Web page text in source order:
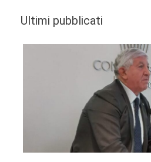
Ultimi pubblicati